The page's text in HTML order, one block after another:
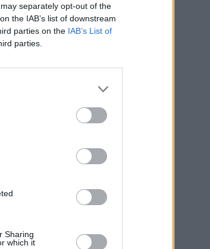
separately opt-out of the
the IAB’s list of downstream
parties on the IAB’s List of
parties.
Sharing
which it